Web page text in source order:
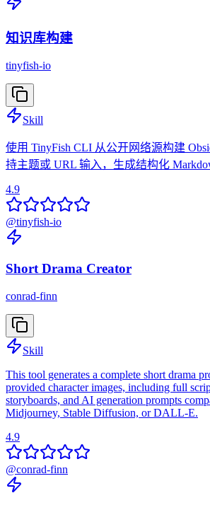
知识库构建
tinyfish-io
Skill
使用 TinyFish CLI 从公开网络源构建
持主题或 URL 输入，生成结构化
4.9
@tinyfish-io
Short Drama Creator
conrad-finn
Skill
This tool generates a complete short drama
provided character images, including full
storyboards, and AI generation prompts
Midjourney, Stable Diffusion, or DALL-E.
4.9
@conrad-finn